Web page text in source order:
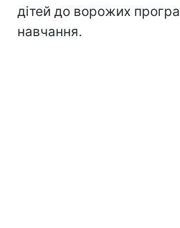
дітей до ворожих
навчання.